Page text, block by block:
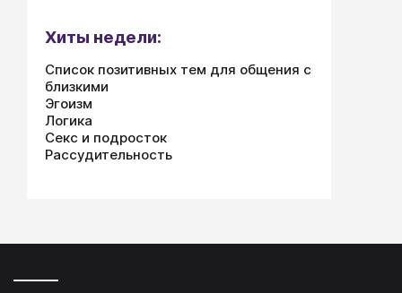
Хиты недели:
Список позитивных тем для общения с
близкими
Эгоизм
Логика
Секс и подросток
Рассудительность